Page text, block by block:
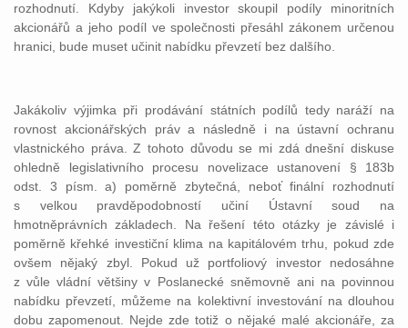
rozhodnutí. Kdyby jakýkoli investor skoupil podíly minoritních
akcionářů a jeho podíl ve společnosti přesáhl zákonem určenou
hranici, bude muset učinit nabídku převzetí bez dalšího.
Jakákoliv výjimka při prodávání státních podílů tedy naráží na
rovnost akcionářských práv a následně i na ústavní ochranu
vlastnického práva. Z tohoto důvodu se mi zdá dnešní diskuse
ohledně legislativního procesu novelizace ustanovení § 183b
odst. 3 písm. a) poměrně zbytečná, neboť finální rozhodnutí
s velkou pravděpodobností učiní Ústavní soud na
hmotněprávních základech. Na řešení této otázky je závislé i
poměrně křehké investiční klima na kapitálovém trhu, pokud zde
ovšem nějaký zbyl. Pokud už portfoliový investor nedosáhne
z vůle vládní většiny v Poslanecké sněmovně ani na povinnou
nabídku převzetí, můžeme na kolektivní investování na dlouhou
dobu zapomenout. Nejde zde totiž o nějaké malé akcionáře, za